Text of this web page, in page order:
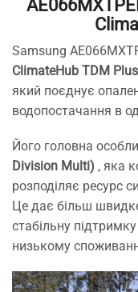
Samsung
ClimateHub TDM Plus
який поєднує
водопостачання в
Його головна
Division Multi) , яка
розподіляє ресурс
Це дає більш
стабільну
низькому